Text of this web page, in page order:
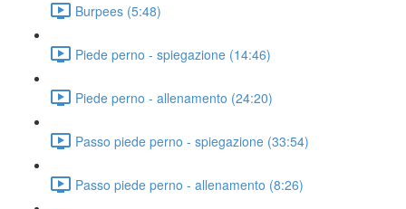
Burpees (5:48)
Piede perno - spiegazione (14:46)
Piede perno - allenamento (24:20)
Passo piede perno - spiegazione (33:54)
Passo piede perno - allenamento (8:26)